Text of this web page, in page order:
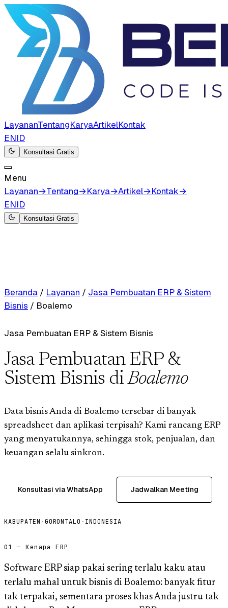
LayananTentangKaryaArtikelKontak
ENID
Konsultasi Gratis
Menu
Layanan→Tentang→Karya→Artikel→Kontak→
ENID
Konsultasi Gratis
Beranda / Layanan / Jasa Pembuatan ERP & Sistem
Bisnis / Boalemo
Jasa Pembuatan ERP & Sistem Bisnis
Jasa Pembuatan ERP &
Sistem Bisnis diBoalemo
Data bisnis Anda di Boalemo tersebar di banyak
spreadsheet dan aplikasi terpisah? Kami rancang ERP
yang menyatukannya, sehingga stok, penjualan, dan
keuangan selalu sinkron.
Konsultasi via WhatsApp Jadwalkan Meeting
KABUPATEN ·GORONTALO · INDONESIA
01 — Kenapa ERP
Software ERP siap pakai sering terlalu kaku atau
terlalu mahal untuk bisnis di Boalemo: banyak fitur
tak terpakai, sementara proses khas Anda justru tak